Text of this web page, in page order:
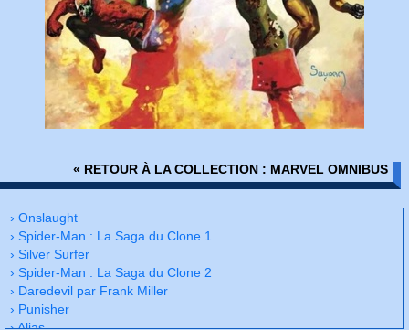
« RETOUR À LA COLLECTION : MARVEL OMNIBUS
› Onslaught
› Spider-Man : La Saga du Clone 1
› Silver Surfer
› Spider-Man : La Saga du Clone 2
› Daredevil par Frank Miller
› Punisher